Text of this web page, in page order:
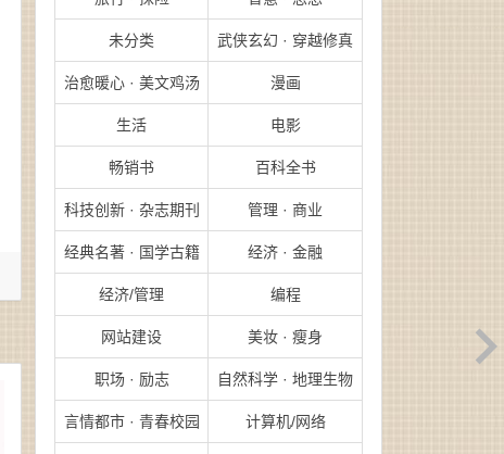
未分类 武侠玄幻 · 穿越修真
治愈暖心 · 美文鸡汤 漫画
生活 电影
畅销书 百科全书
科技创新 · 杂志期刊 管理 · 商业
经典名著 · 国学古籍 经济 · 金融
经济/管理 编程
网站建设 美妆 · 瘦身
职场 · 励志 自然科学 · 地理生物
言情都市 · 青春校园 计算机/网络